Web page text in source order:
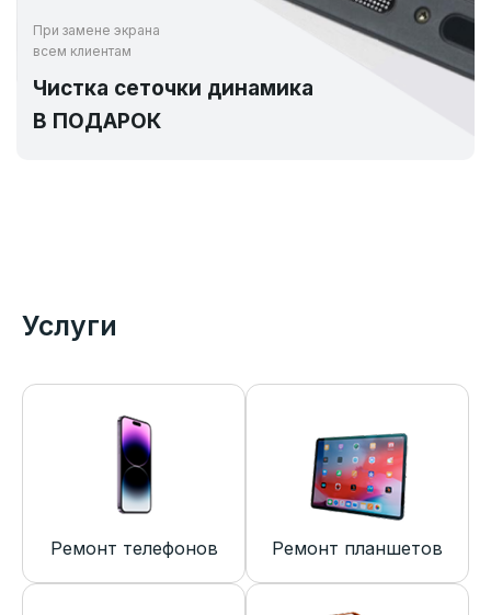
При замене экрана
всем клиентам
Чистка сеточки динамика
В ПОДАРОК
Услуги
Ремонт телефонов Ремонт планшетов